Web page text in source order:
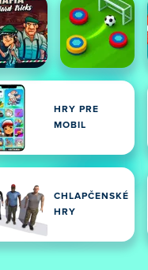
HRY PRE
MOBIL
CHLAPČENSKÉ
HRY